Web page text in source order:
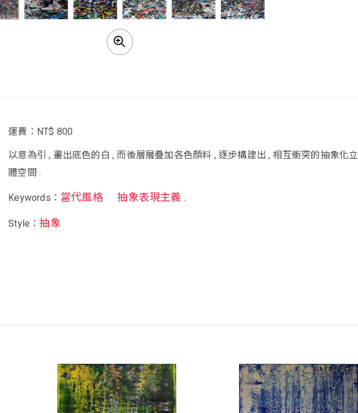
運費：NT$ 800
以意為引 , 畫出底色的白 , 而後層層疊加各色顏料 , 逐步構建出 , 相互衝突的抽象化立
體空間 .
Keywords： 當代風格 抽象表現主義 .
Style：抽象